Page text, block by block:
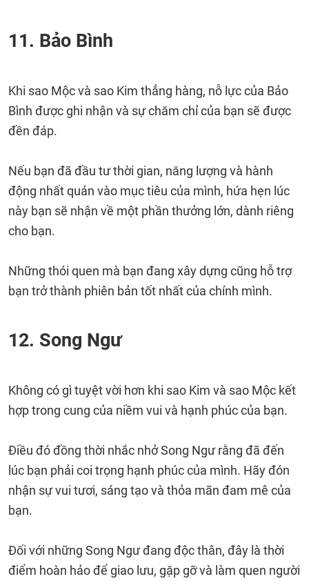
11. Bảo Bình
Khi sao Mộc và sao Kim thẳng hàng, nỗ lực của Bảo
Bình được ghi nhận và sự chăm chỉ của bạn sẽ được
đền đáp.
Nếu bạn đã đầu tư thời gian, năng lượng và hành
động nhất quán vào mục tiêu của mình, hứa hẹn lúc
này bạn sẽ nhận về một phần thưởng lớn, dành riêng
cho bạn.
Những thói quen mà bạn đang xây dựng cũng hỗ trợ
bạn trở thành phiên bản tốt nhất của chính mình.
12. Song Ngư
Không có gì tuyệt vời hơn khi sao Kim và sao Mộc kết
hợp trong cung của niềm vui và hạnh phúc của bạn.
Điều đó đồng thời nhắc nhở Song Ngư rằng đã đến
lúc bạn phải coi trọng hạnh phúc của mình. Hãy đón
nhận sự vui tươi, sáng tạo và thỏa mãn đam mê của
bạn.
Đối với những Song Ngư đang độc thân, đây là thời
điểm hoàn hảo để giao lưu, gặp gỡ và làm quen người